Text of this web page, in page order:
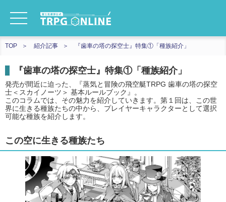
TOP 紹介記事 『歯車の塔の探空士』特集①「種族紹介」
『歯車の塔の探空士』特集①「種族紹介」
発売が間近に迫った、『蒸気と冒険の飛空艇TRPG 歯車の塔の探空
士＜スカイノーツ＞ 基本ルールブック』。
このコラムでは、その魅力を紹介していきます。第１回は、この世
界に生きる種族たちの中から、プレイヤーキャラクターとして選択
可能な種族を紹介します。
この空に生きる種族たち